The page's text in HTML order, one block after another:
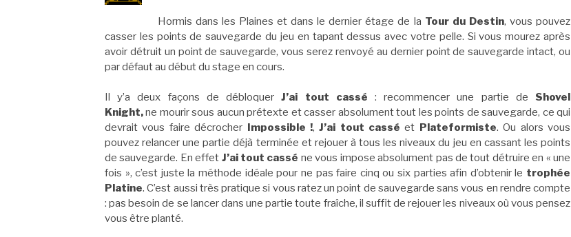
Hormis dans les Plaines et dans le dernier étage de la Tour du Destin, vous pouvez
casser les points de sauvegarde du jeu en tapant dessus avec votre pelle. Si vous mourez après
avoir détruit un point de sauvegarde, vous serez renvoyé au dernier point de sauvegarde intact, ou
par défaut au début du stage en cours.
Il y’a deux façons de débloquerJ’ai tout cassé : recommencer une partie de Shovel
Knight,ne mourir sous aucun prétexte et casser absolument tout les points de sauvegarde, ce qui
devrait vous faire décrocher
Impossible !, J’ai tout cassé et Plateformiste. Ou alors vous
pouvez relancer une partie déjà terminée et rejouer à tous les niveaux du jeu en cassant les points
de sauvegarde. En effet J’ai tout cassé ne vous impose absolument pas de tout détruire en « une
fois », c’est juste la méthode idéale pour ne pas faire cinq ou six parties afin d’obtenir le trophée
Platine. C’est aussi très pratique si vous ratez un point de sauvegarde sans vous en rendre compte
: pas besoin de se lancer dans une partie toute fraîche, il suffit de rejouer les niveaux où vous pensez
vous être planté.